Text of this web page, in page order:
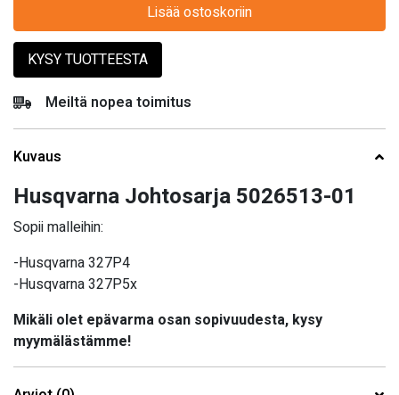
Lisää ostoskoriin
KYSY TUOTTEESTA
Meiltä nopea toimitus
Kuvaus
Husqvarna Johtosarja 5026513-01
Sopii malleihin:
-Husqvarna 327P4
-Husqvarna 327P5x
Mikäli olet epävarma osan sopivuudesta, kysy
myymälästämme!